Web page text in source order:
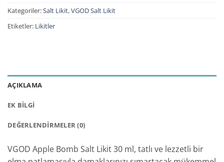
Kategoriler:Salt Likit,VGOD Salt Likit
Etiketler: Likitler
AÇIKLAMA
EK BILGI
DEĞERLENDIRMELER (0)
VGOD Apple Bomb Salt Likit 30 ml, tatlı ve lezzetli bir